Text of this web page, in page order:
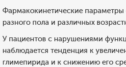
Фармакокинетические параметры
разного пола и различных
У пациентов с нарушениями
наблюдается тенденция к
глимепирида и к снижению его